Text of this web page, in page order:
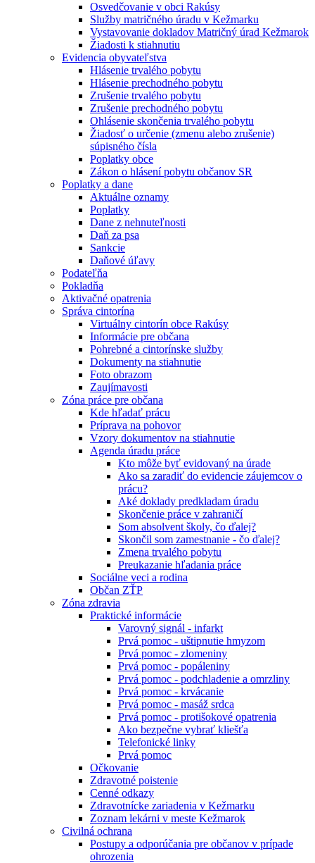
Osvedčovanie v obci Rakúsy
Služby matričného úradu v Kežmarku
Vystavovanie dokladov Matričný úrad Kežmarok
Žiadosti k stiahnutiu
Evidencia obyvateľstva
Hlásenie trvalého pobytu
Hlásenie prechodného pobytu
Zrušenie trvalého pobytu
Zrušenie prechodného pobytu
Ohlásenie skončenia trvalého pobytu
Žiadosť o určenie (zmenu alebo zrušenie)
súpisného čísla
Poplatky obce
Zákon o hlásení pobytu občanov SR
Poplatky a dane
Aktuálne oznamy
Poplatky
Dane z nehnuteľnosti
Daň za psa
Sankcie
Daňové úľavy
Podateľňa
Pokladňa
Aktivačné opatrenia
Správa cintorína
Virtuálny cintorín obce Rakúsy
Informácie pre občana
Pohrebné a cintorínske služby
Dokumenty na stiahnutie
Foto obrazom
Zaujímavosti
Zóna práce pre občana
Kde hľadať prácu
Príprava na pohovor
Vzory dokumentov na stiahnutie
Agenda úradu práce
Kto môže byť evidovaný na úrade
Ako sa zaradiť do evidencie záujemcov o
prácu?
Aké doklady predkladam úradu
Skončenie práce v zahraničí
Som absolvent školy, čo ďalej?
Skončil som zamestnanie - čo ďalej?
Zmena trvalého pobytu
Preukazanie hľadania práce
Sociálne veci a rodina
Občan ZŤP
Zóna zdravia
Praktické informácie
Varovný signál - infarkt
Prvá pomoc - uštipnutie hmyzom
Prvá pomoc - zlomeniny
Prvá pomoc - popáleniny
Prvá pomoc - podchladenie a omrzliny
Prvá pomoc - krvácanie
Prvá pomoc - masáž srdca
Prvá pomoc - protišokové opatrenia
Ako bezpečne vybrať kliešťa
Telefonické linky
Prvá pomoc
Očkovanie
Zdravotné poistenie
Cenné odkazy
Zdravotnícke zariadenia v Kežmarku
Zoznam lekárni v meste Kežmarok
Civilná ochrana
Postupy a odporúčania pre občanov v prípade
ohrozenia